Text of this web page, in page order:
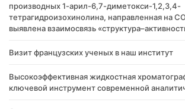
производных 1-арил-6,7-диметокси-1,2,3,4-
тетрагидроизохинолина, направленная на
выявлена взаимосвязь
Визит французских ученых в наш институт
Высокоэффективная жидкостная
ключевой инструмент современной